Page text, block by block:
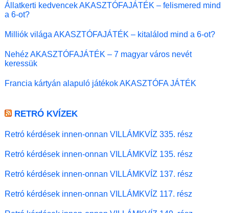
Állatkerti kedvencek AKASZTÓFAJÁTÉK – felismered mind
a 6-ot?
Milliók világa AKASZTÓFAJÁTÉK – kitalálod mind a 6-ot?
Nehéz AKASZTÓFAJÁTÉK – 7 magyar város nevét
keressük
Francia kártyán alapuló játékok AKASZTÓFA JÁTÉK
RETRÓ KVÍZEK
Retró kérdések innen-onnan VILLÁMKVÍZ 335. rész
Retró kérdések innen-onnan VILLÁMKVÍZ 135. rész
Retró kérdések innen-onnan VILLÁMKVÍZ 137. rész
Retró kérdések innen-onnan VILLÁMKVÍZ 117. rész